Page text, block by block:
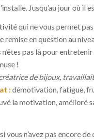
Jusqu’au jour où il
qui ne vous permet
remise en question au
n’êtes pas là pour
!
de bijoux,
:démotivation, fatigue,
la motivation, amélioré
vous n’avez pas encore